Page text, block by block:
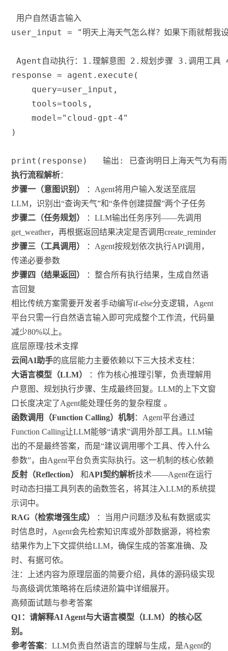
用户自然语言输入
user_input = "明天上海天气怎么样？如果下雨就帮我
Agent自动执行：1.理解意图 2.规划步骤 3.调用工具
response = agent . execute (
    query
=user_input ,
    tools
=tools ,
    model
="cloud-gpt-4"
)
print ( response ) 输出: 已查询明日上海天气为有
执行流程解析：
步骤一（意图识别）
：Agent将用户输入发送至底层
LLM，识别出“查询天气”和“条件创建提醒”两个子任务
步骤二（任务规划）
：LLM输出任务序列——先调用
get_weather，再根据返回结果决定是否调用create_reminder
步骤三（工具调用）
：Agent按规划依次执行API调用，
传递必要参数
步骤四（结果返回）
：整合所有执行结果，生成自然语
言回复
相比传统方案需要开发者手动编写if-else分支逻辑，Agent
平台只需一行自然语言输入即可完成整个工作流，代码量
减少80%以上。
底层原理/技术支撑
云间AI助手的底层能力主要依赖以下三大技术支柱：
大语言模型（LLM）
：作为核心推理引擎，负责理解用
户意图、规划执行步骤、生成最终回复。LLM的上下文窗
口长度决定了Agent能处理任务的复杂程度 。
函数调用（Function Calling）机制 ：Agent平台通过
Function Calling让LLM能够“请求”调用外部工具。LLM输
出的不是最终答案，而是“建议调用哪个工具、传入什么
参数”，由Agent平台负责实际执行。这一机制的核心依赖
反射（Reflection）
和API契约解析技术——Agent在运行
时动态扫描工具列表的函数签名，将其注入LLM的系统提
示词中。
RAG（检索增强生成）
：当用户问题涉及私有数据或实
时信息时，Agent会先检索知识库或外部数据源，将检索
结果作为上下文提供给LLM，确保生成的答案准确、及
时、有据可依。
注：上述内容为原理层面的简要介绍，具体的源码级实现
与高级调优策略将在后续进阶篇中详细展开。
高频面试题与参考答案
Q1：请解释AI Agent与大语言模型（LLM）的核心区
别。
参考答案：LLM负责自然语言的理解与生成，是Agent的